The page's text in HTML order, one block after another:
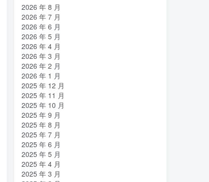
2026 年 8 月
2026 年 7 月
2026 年 6 月
2026 年 5 月
2026 年 4 月
2026 年 3 月
2026 年 2 月
2026 年 1 月
2025 年 12 月
2025 年 11 月
2025 年 10 月
2025 年 9 月
2025 年 8 月
2025 年 7 月
2025 年 6 月
2025 年 5 月
2025 年 4 月
2025 年 3 月